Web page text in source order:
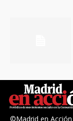
©Madrid en Acción